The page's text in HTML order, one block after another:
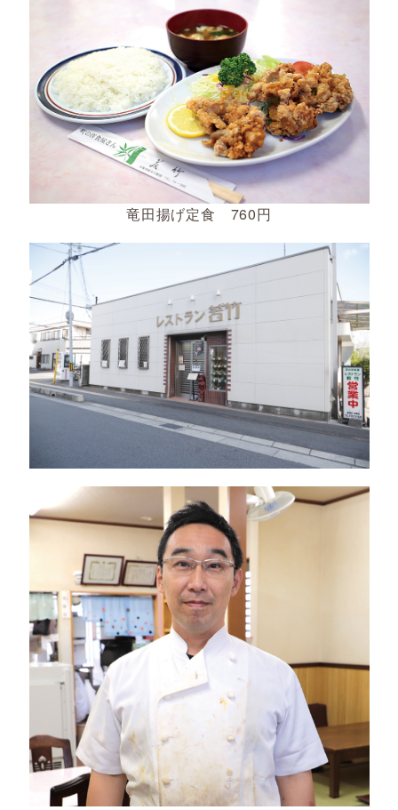
竜田揚げ定食 760円